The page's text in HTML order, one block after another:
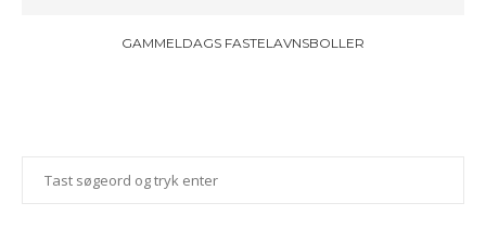
GAMMELDAGS FASTELAVNSBOLLER